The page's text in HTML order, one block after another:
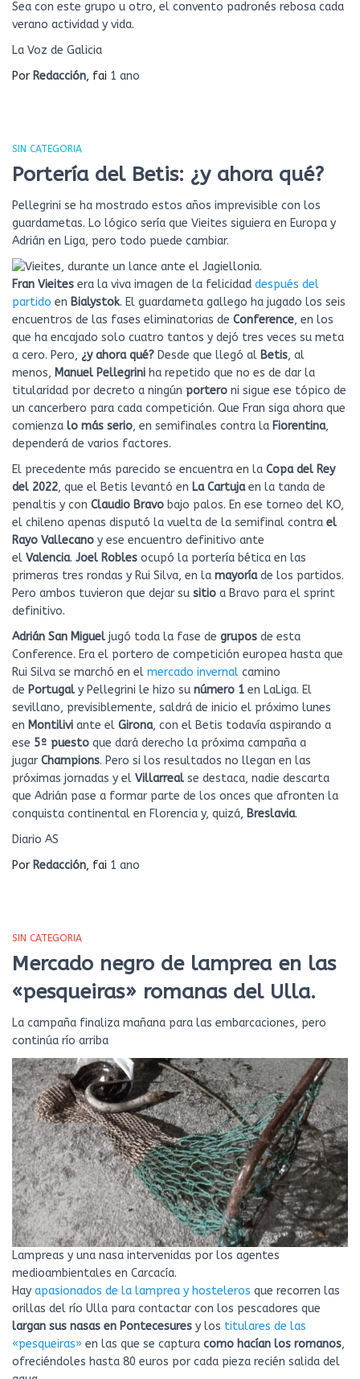
Sea con este grupo u otro, el convento padronés rebosa cada
verano actividad y vida.
La Voz de Galicia
Por Redacción, fai 1 ano
SIN CATEGORIA
Portería del Betis: ¿y ahora qué?
Pellegrini se ha mostrado estos años imprevisible con los
guardametas. Lo lógico sería que Vieites siguiera en Europa y
Adrián en Liga, pero todo puede cambiar.
Fran Vieites era la viva imagen de la felicidad después del
partido en Bialystok. El guardameta gallego ha jugado los seis
encuentros de las fases eliminatorias de Conference, en los
que ha encajado solo cuatro tantos y dejó tres veces su meta
a cero. Pero, ¿y ahora qué? Desde que llegó al Betis, al
menos, Manuel Pellegrini ha repetido que no es de dar la
titularidad por decreto a ningún portero ni sigue ese tópico de
un cancerbero para cada competición. Que Fran siga ahora que
comienza lo más serio, en semifinales contra la Fiorentina,
dependerá de varios factores.
El precedente más parecido se encuentra en la Copa del Rey
del 2022, que el Betis levantó en La Cartujaen la tanda de
penaltis y con Claudio Bravo bajo palos. En ese torneo del KO,
el chileno apenas disputó la vuelta de la semifinal contra el
Rayo Vallecano y ese encuentro definitivo ante
el Valencia. Joel Robles ocupó la portería bética en las
primeras tres rondas y Rui Silva, en la mayoríade los partidos.
Pero ambos tuvieron que dejar su sitio a Bravo para el sprint
definitivo.
Adrián San Miguel jugó toda la fase de grupos de esta
Conference. Era el portero de competición europea hasta que
Rui Silva se marchó en el mercado invernal camino
de Portugal y Pellegrini le hizo su número 1 en LaLiga. El
sevillano, previsiblemente, saldrá de inicio el próximo lunes
en Montilivi ante el Girona, con el Betis todavía aspirando a
ese 5º puesto que dará derecho la próxima campaña a
jugar Champions. Pero si los resultados no llegan en las
próximas jornadas y el Villarreal se destaca, nadie descarta
que Adrián pase a formar parte de los onces que afronten la
conquista continental en Florencia y, quizá, Breslavia.
Diario AS
Por Redacción, fai 1 ano
SIN CATEGORIA
Mercado negro de lamprea en las
«pesqueiras» romanas del Ulla.
La campaña finaliza mañana para las embarcaciones, pero
continúa río arriba
Lampreas y una nasa intervenidas por los agentes
medioambientales en Carcacía.
Hay apasionados de la lamprea y hosteleros que recorren las
orillas del río Ulla para contactar con los pescadores que
largan sus nasas en Pontecesures y los titulares de las
«pesqueiras» en las que se captura como hacían los romanos,
ofreciéndoles hasta 80 euros por cada pieza recién salida del